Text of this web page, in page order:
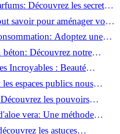
Découvrez les secrets
savoir pour aménager votre
Adoptez une
béton: Découvrez notre
Incroyables : Beauté
!
espaces publics nous
: Révélations surprenantes!
les pouvoirs
vera: Une méthode
les astuces